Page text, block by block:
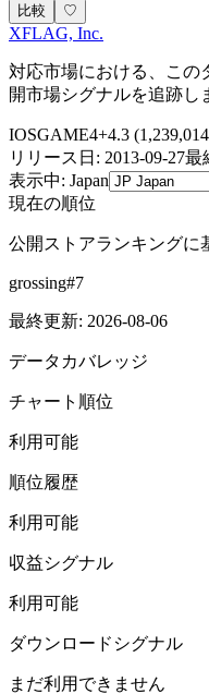
比較 ♡
XFLAG, Inc.
対応市場における、この
開市場シグナルを追跡し
IOSGAME4+4.3 (1,239,014
リリース日 : 2013-09-27最
表示中: Japan
現在の順位
公開ストアランキングに
grossing#7
最終更新: 2026-08-06
データカバレッジ
チャート順位
利用可能
順位履歴
利用可能
収益シグナル
利用可能
ダウンロードシグナル
まだ利用できません